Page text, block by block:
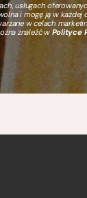
usługach
i mogę ją w każdej
w celach
znaleźć wPolityce